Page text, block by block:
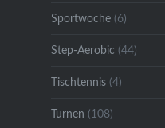
Sportwoche(6)
Step-Aerobic (44)
Tischtennis(4)
Turnen (108)